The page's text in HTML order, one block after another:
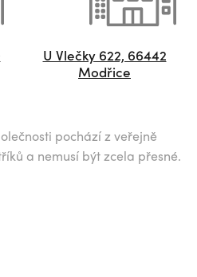
U Vlečky 622, 66442
Modřice
pochází z veřejně
a nemusí být zcela přesné.